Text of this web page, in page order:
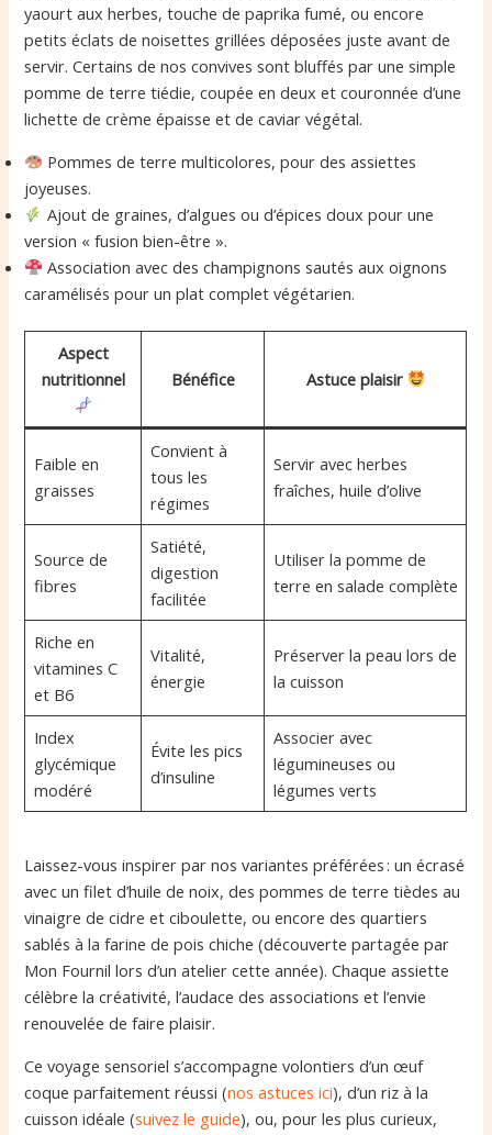
yaourt aux herbes, touche de paprika fumé, ou encore
petits éclats de noisettes grillées déposées juste avant de
servir. Certains de nos convives sont bluffés par une simple
pomme de terre tiédie, coupée en deux et couronnée d’une
lichette de crème épaisse et de caviar végétal.
Pommes de terre multicolores, pour des assiettes
joyeuses.
Ajout de graines, d’algues ou d’épices doux pour une
version « fusion bien-être ».
Association avec des champignons sautés aux oignons
caramélisés pour un plat complet végétarien.
Aspect
nutritionnel
Bénéfice Astuce plaisir
Faible en
graisses
Convient à
tous les
régimes
Servir avec herbes
fraîches, huile d’olive
Source de
fibres
Satiété,
digestion
facilitée
Utiliser la pomme de
terre en salade complète
Riche en
vitamines C
et B6
Vitalité,
énergie
Préserver la peau lors de
la cuisson
Index
glycémique
modéré
Évite les pics
d’insuline
Associer avec
légumineuses ou
légumes verts
Laissez-vous inspirer par nos variantes préférées : un écrasé
avec un filet d’huile de noix, des pommes de terre tièdes au
vinaigre de cidre et ciboulette, ou encore des quartiers
sablés à la farine de pois chiche (découverte partagée par
Mon Fournil lors d’un atelier cette année). Chaque assiette
célèbre la créativité, l’audace des associations et l’envie
renouvelée de faire plaisir.
Ce voyage sensoriel s’accompagne volontiers d’un œuf
coque parfaitement réussi (nos astuces ici), d’un riz à la
cuisson idéale (suivez le guide), ou, pour les plus curieux,